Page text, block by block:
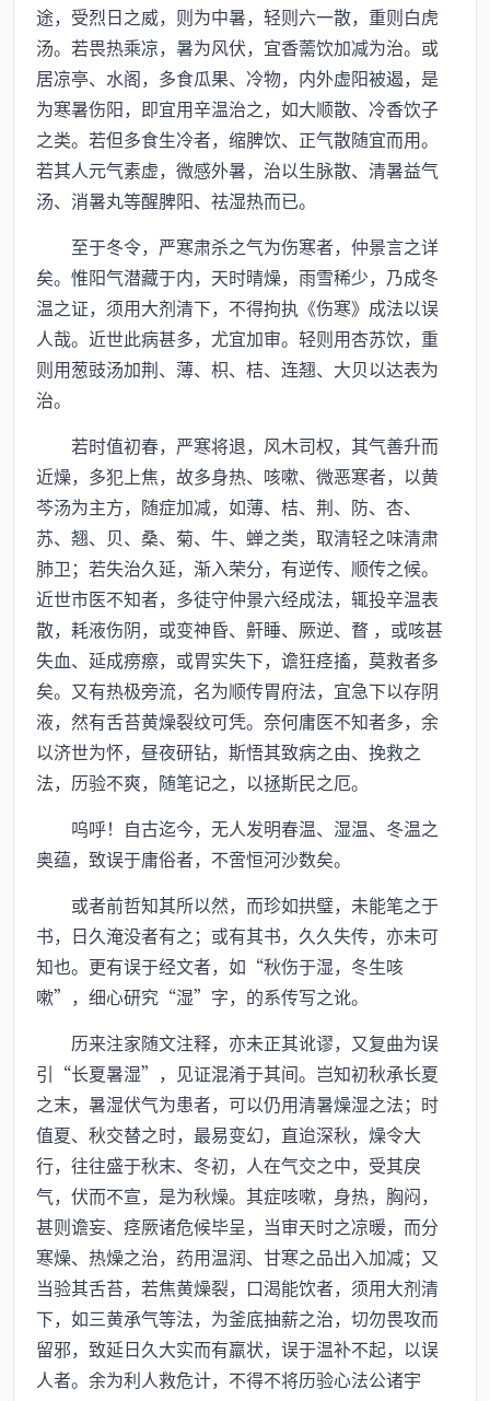
途，受烈日之威，则为中暑，轻则六一散，重则白虎
汤。若畏热乘凉，暑为风伏，宜香薷饮加减为治。或
居凉亭、水阁，多食瓜果、冷物，内外虚阳被遏，是
为寒暑伤阳，即宜用辛温治之，如大顺散、冷香饮子
之类。若但多食生冷者，缩脾饮、正气散随宜而用。
若其人元气素虚，微感外暑，治以生脉散、清暑益气
汤、消暑丸等醒脾阳、祛湿热而已。
至于冬令，严寒肃杀之气为伤寒者，仲景言之详
矣。惟阳气潜藏于内，天时晴燥，雨雪稀少，乃成冬
温之证，须用大剂清下，不得拘执《伤寒》成法以误
人哉。近世此病甚多，尤宜加审。轻则用杏苏饮，重
则用葱豉汤加荆、薄、枳、桔、连翘、大贝以达表为
治。
若时值初春，严寒将退，风木司权，其气善升而
近燥，多犯上焦，故多身热、咳嗽、微恶寒者，以黄
芩汤为主方，随症加减，如薄、桔、荆、防、杏、
苏、翘、贝、桑、菊、牛、蝉之类，取清轻之味清肃
肺卫；若失治久延，渐入荣分，有逆传、顺传之候。
近世市医不知者，多徒守仲景六经成法，辄投辛温表
散，耗液伤阴，或变神昏、鼾睡、厥逆、瞀 ，或咳甚
失血、延成痨瘵，或胃实失下，谵狂痉搐，莫救者多
矣。又有热极旁流，名为顺传胃府法，宜急下以存阴
液，然有舌苔黄燥裂纹可凭。奈何庸医不知者多，余
以济世为怀，昼夜研钻，斯悟其致病之由、挽救之
法，历验不爽，随笔记之，以拯斯民之厄。
呜呼！自古迄今，无人发明春温、湿温、冬温之
奥蕴，致误于庸俗者，不啻恒河沙数矣。
或者前哲知其所以然，而珍如拱璧，未能笔之于
书，日久淹没者有之；或有其书，久久失传，亦未可
知也。更有误于经文者，如“秋伤于湿，冬生咳
嗽”，细心研究“湿”字，的系传写之讹。
历来注家随文注释，亦未正其讹谬，又复曲为误
引“长夏暑湿”，见证混淆于其间。岂知初秋承长夏
之末，暑湿伏气为患者，可以仍用清暑燥湿之法；时
值夏、秋交替之时，最易变幻，直迨深秋，燥令大
行，往往盛于秋末、冬初，人在气交之中，受其戾
气，伏而不宣，是为秋燥。其症咳嗽，身热，胸闷，
甚则谵妄、痉厥诸危候毕呈，当审天时之凉暖，而分
寒燥、热燥之治，药用温润、甘寒之品出入加减；又
当验其舌苔，若焦黄燥裂，口渴能饮者，须用大剂清
下，如三黄承气等法，为釜底抽薪之治，切勿畏攻而
留邪，致延日久大实而有羸状，误于温补不起，以误
人者。余为利人救危计，不得不将历验心法公诸宇